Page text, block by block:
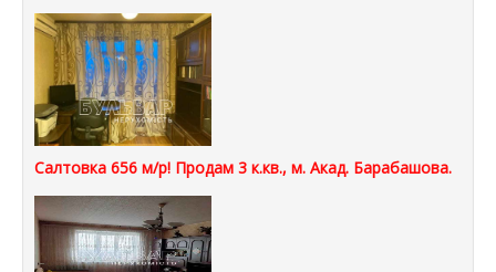
Салтовка 656 м/р! Продам 3 к.кв., м. Акад. Барабашова.